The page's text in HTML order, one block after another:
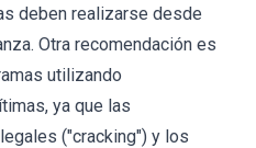
deben realizarse desde
Otra recomendación es
utilizando
ya que las
("cracking") y los